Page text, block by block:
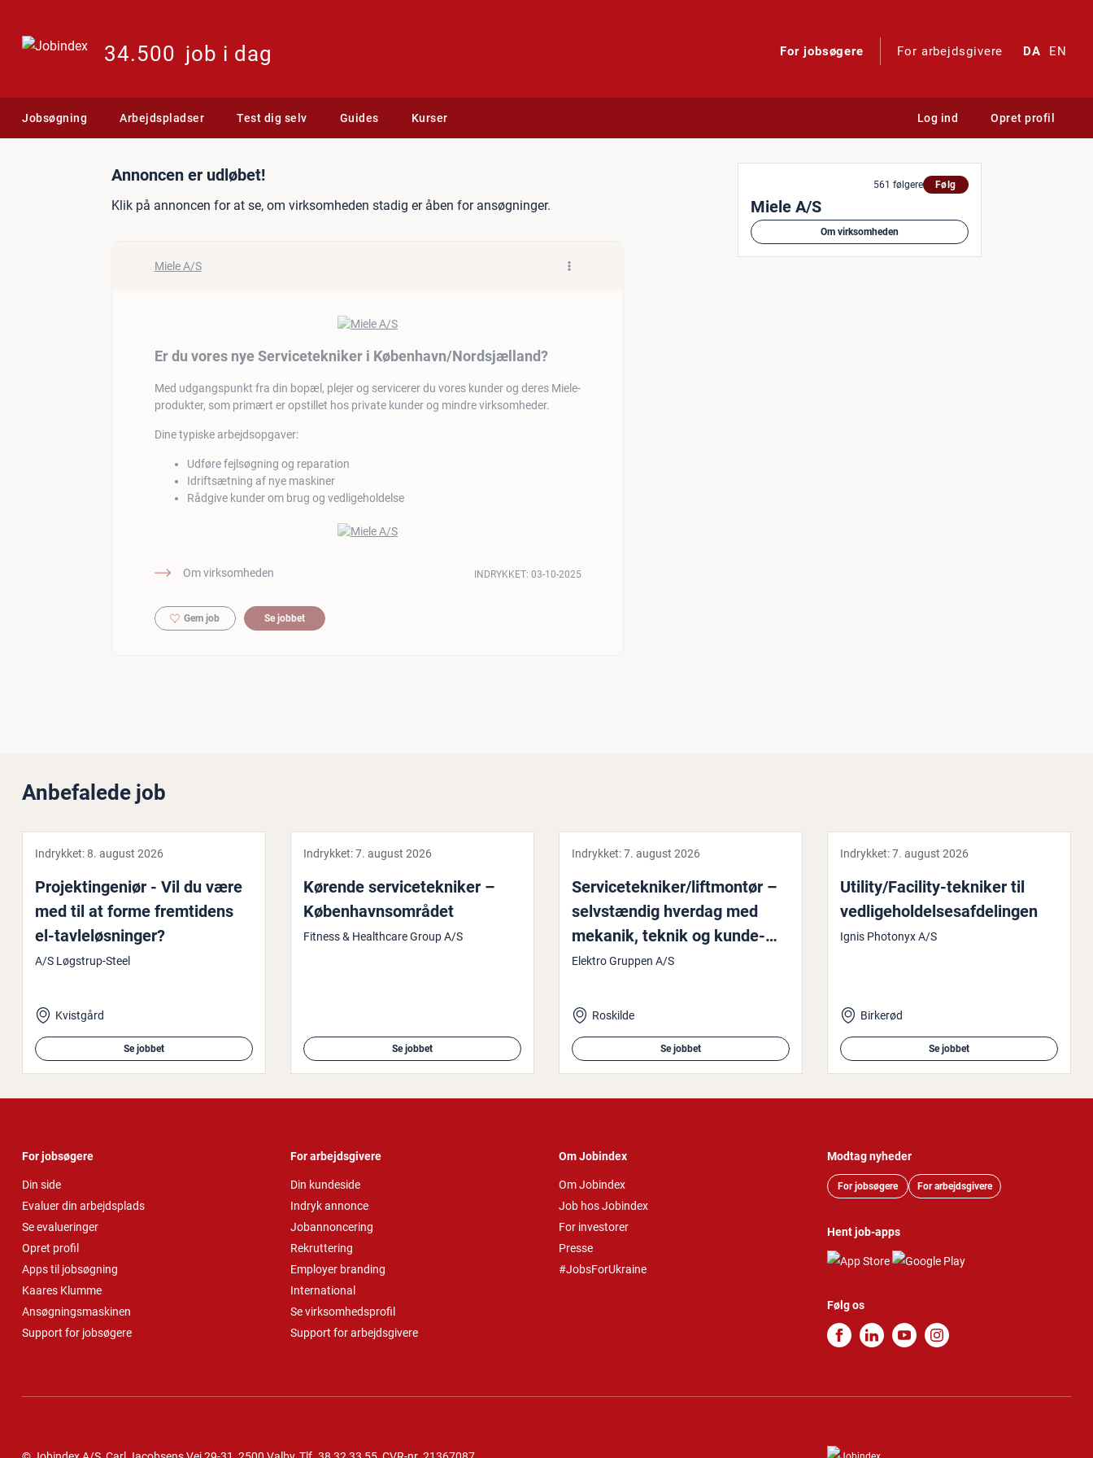
34.500 job i dag For jobsøgere For arbejdsgivere DA EN
Jobsøgning Arbejdspladser Test dig selv Guides Kurser Log ind Opret profil
Jobannonce: Er du vores nye Servicetekniker i København/Nordsjælland?
Annoncen er udløbet!
Klik på annoncen for at se, om virksomheden stadig er åben for ansøgninger.
Miele A/S
Er du vores nye Servicetekniker i København/​Nordsjælland?
Med udgangspunkt fra din bopæl, plejer og servicerer du vores kunder og deres Miele-
produkter, som primært er opstillet hos private kunder og mindre virksomheder.
Dine typiske arbejdsopgaver:
Udføre fejlsøgning og reparation
Idriftsætning af nye maskiner
Rådgive kunder om brug og vedligeholdelse
Om virksomheden INDRYKKET: 03-10-2025
Gem job Se jobbet
561 følgere Følg
Miele A/S
Om virksomheden
Anbefalede job
Indrykket:8. august 2026
Pro­jek­tin­ge­ni­ør - Vil du være
med til at forme frem­ti­dens
el-tav­le­løs­nin­ger?
A/S Løgstrup-Steel
Kvistgård
Se jobbet
Indrykket:7. august 2026
Kørende ser­vi­ce­tek­ni­ker –
Kø­ben­havns­om­rå­det
Fitness & Healthcare Group A/S
Se jobbet
Indrykket:7. august 2026
Ser­vi­ce­tek­ni­ker/lift­montør –
selv­stæn­dig hverdag med
mekanik, teknik og kun­de­
kon­takt
Elektro Gruppen A/S
Roskilde
Se jobbet
Indrykket:7. august 2026
Utility/Facility-tekniker til
ved­li­ge­hol­del­ses­af­de­lin­gen
Ignis Photonyx A/S
Birkerød
Se jobbet
For jobsøgere
Din side
Evaluer din arbejdsplads
Se evalueringer
Opret profil
Apps til jobsøgning
Kaares Klumme
Ansøgningsmaskinen
Support for jobsøgere
For arbejdsgivere
Din kundeside
Indryk annonce
Jobannoncering
Rekruttering
Employer branding
International
Se virksomhedsprofil
Support for arbejdsgivere
Om Jobindex
Om Jobindex
Job hos Jobindex
For investorer
Presse
#JobsForUkraine
Modtag nyheder
For jobsøgere For arbejdsgivere
Hent job-apps
Følg os